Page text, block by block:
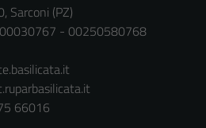
Sarconi (PZ)
- 00250580768
66016